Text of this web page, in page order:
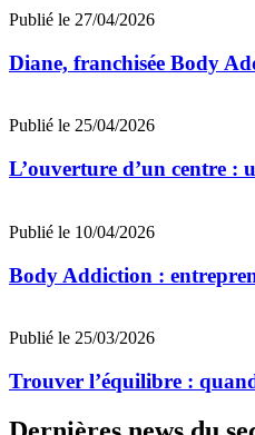
Publié le 27/04/2026
Diane, franchisée Body
Publié le 25/04/2026
L’ouverture d’un centre :
Publié le 10/04/2026
Body Addiction :
Publié le 25/03/2026
Trouver l’équilibre :